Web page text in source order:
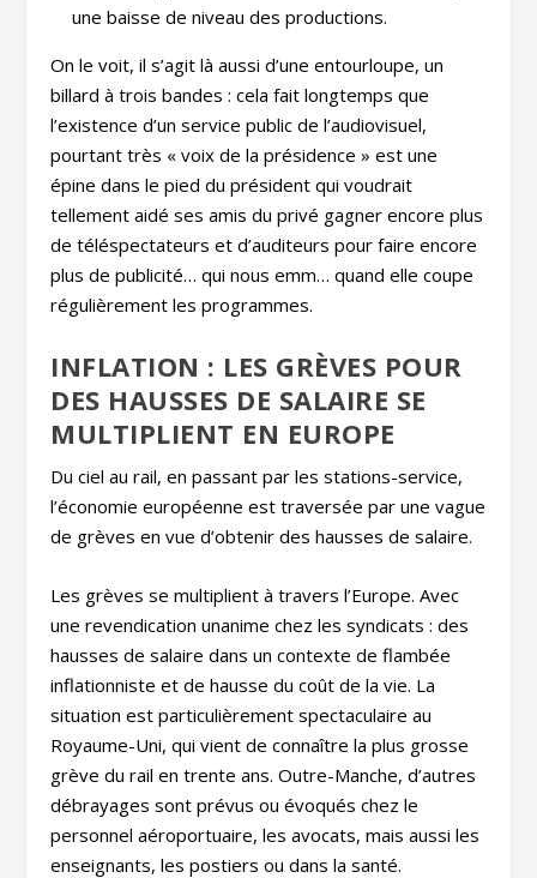
une baisse de niveau des productions.
On le voit, il s’agit là aussi d’une entourloupe, un
billard à trois bandes : cela fait longtemps que
l’existence d’un service public de l’audiovisuel,
pourtant très « voix de la présidence » est une
épine dans le pied du président qui voudrait
tellement aidé ses amis du privé gagner encore plus
de téléspectateurs et d’auditeurs pour faire encore
plus de publicité… qui nous emm… quand elle coupe
régulièrement les programmes.
INFLATION : LES GRÈVES POUR
DES HAUSSES DE SALAIRE SE
MULTIPLIENT EN EUROPE
Du ciel au rail, en passant par les stations-service,
l’économie européenne est traversée par une vague
de grèves en vue d’obtenir des hausses de salaire.
Les grèves se multiplient à travers l’Europe. Avec
une revendication unanime chez les syndicats : des
hausses de salaire dans un contexte de flambée
inflationniste et de hausse du coût de la vie. La
situation est particulièrement spectaculaire au
Royaume-Uni, qui vient de connaître la plus grosse
grève du rail en trente ans. Outre-Manche, d’autres
débrayages sont prévus ou évoqués chez le
personnel aéroportuaire, les avocats, mais aussi les
enseignants, les postiers ou dans la santé.